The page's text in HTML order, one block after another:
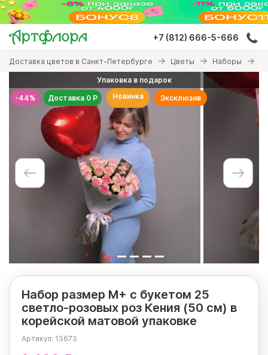
Перейти
основному
содержанию
+7 (812) 666-5-666
Вы
здесь
Доставка цветов в Санкт-Петербурге Цветы Наборы
-44%
Упаковка в подарок
Доставка 0 Р
Новинка Эксклюзив
Набор размер М+ с букетом 25
светло-розовых роз Кения (50 см) в
корейской матовой упаковке
Артикул: 13673